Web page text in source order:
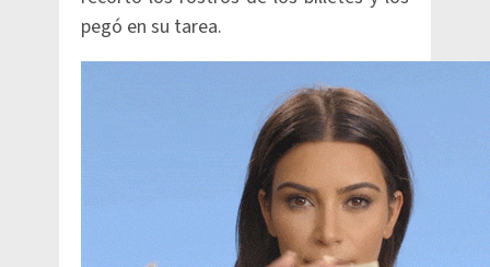
pegó en su tarea.